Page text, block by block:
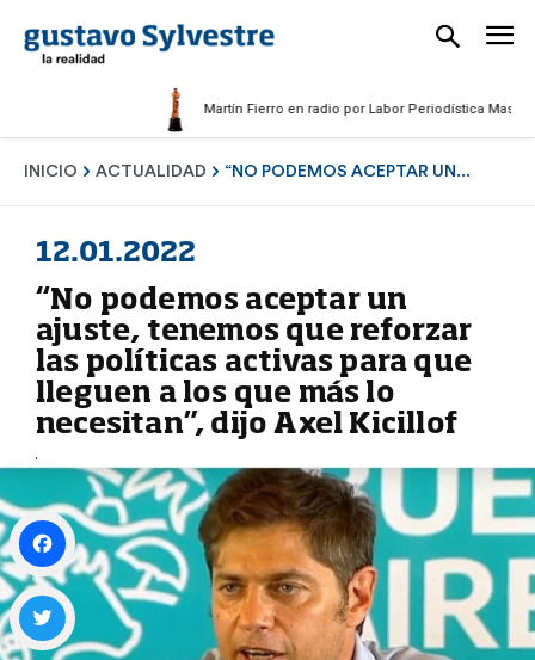
Martín Fierro en radio por Labor Periodística Masculina
INICIO ACTUALIDAD “NO PODEMOS ACEPTAR UN...
12.01.2022
“No podemos aceptar un
ajuste, tenemos que reforzar
las políticas activas para que
lleguen a los que más lo
necesitan”, dijo Axel Kicillof
Facebook